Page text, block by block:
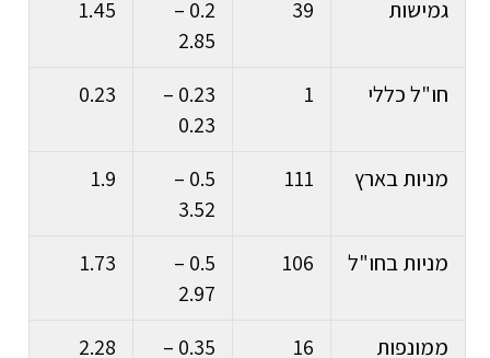
גמישות 39
0.2 –
2.85
1.45
חו"ל כללי 1
0.23 –
0.23
0.23
מניות בארץ 111
0.5 –
3.52
1.9
מניות בחו"ל 106
0.5 –
2.97
1.73
ממונפות
16
0.35 –
2.28